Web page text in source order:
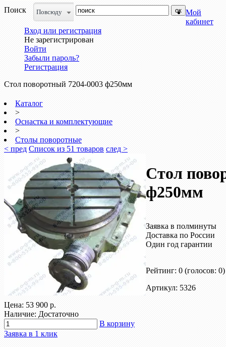
Поиск
Повсюду
Мой
кабинет
Вход или регистрация
Не зарегистрирован
Войти
Забыли пароль?
Регистрация
Стол поворотный 7204-0003 ф250мм
Каталог
>
Оснастка и комплектующие
>
Столы поворотные
< пред Список из 51 товаров след >
Стол
ф250мм
Заявка в полминуты
Доставка по России
Один год гарантии
Рейтинг: 0 (голосов: 0)
Артикул: 5326
Цена: 53 900 р.
Наличие: Достаточно
В корзину
Заявка в 1 клик